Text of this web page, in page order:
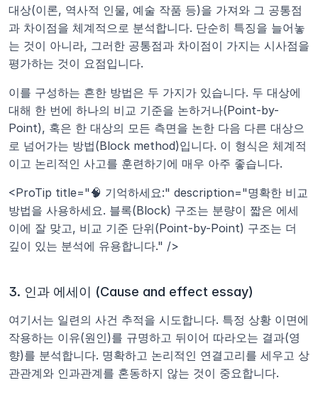
대상(이론, 역사적 인물, 예술 작품 등)을 가져와 그 공통점
과 차이점을 체계적으로 분석합니다. 단순히 특징을 늘어놓
는 것이 아니라, 그러한 공통점과 차이점이 가지는 시사점을
평가하는 것이 요점입니다.
이를 구성하는 흔한 방법은 두 가지가 있습니다. 두 대상에
대해 한 번에 하나의 비교 기준을 논하거나(Point-by-
Point), 혹은 한 대상의 모든 측면을 논한 다음 다른 대상으
로 넘어가는 방법(Block method)입니다. 이 형식은 체계적
이고 논리적인 사고를 훈련하기에 매우 아주 좋습니다.
<ProTip title="🧠 기억하세요:" description="명확한 비교
방법을 사용하세요. 블록(Block) 구조는 분량이 짧은 에세
이에 잘 맞고, 비교 기준 단위(Point-by-Point) 구조는 더
깊이 있는 분석에 유용합니다." />
3. 인과 에세이 (Cause and effect essay)
여기서는 일련의 사건 추적을 시도합니다. 특정 상황 이면에
작용하는 이유(원인)를 규명하고 뒤이어 따라오는 결과(영
향)를 분석합니다. 명확하고 논리적인 연결고리를 세우고 상
관관계와 인과관계를 혼동하지 않는 것이 중요합니다.